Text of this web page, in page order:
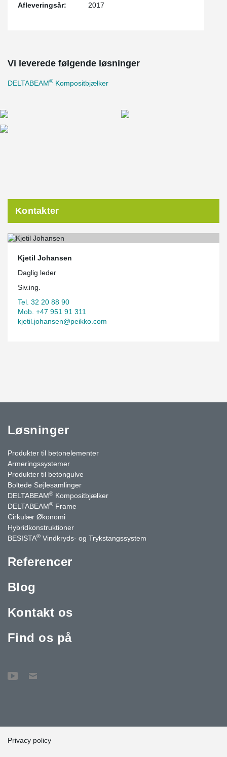
Afleveringsår:
2017
Vi leverede følgende løsninger
DELTABEAM® Kompositbjælker
Kontakter
Kjetil Johansen
Daglig leder
Siv.ing.
Tel. 32 20 88 90
Mob. +47 951 91 311
kjetil.johansen@peikko.com
Løsninger
Produkter til betonelementer
Armeringssystemer
Produkter til betongulve
Boltede Søjlesamlinger
DELTABEAM® Kompositbjælker
DELTABEAM® Frame
Cirkulær Økonomi
Hybridkonstruktioner
BESISTA® Vindkryds- og Trykstangssystem
Referencer
Blog
Kontakt os
Find os på
Privacy policy